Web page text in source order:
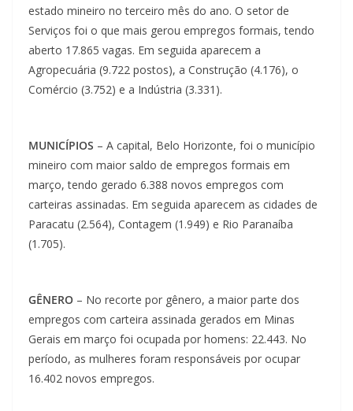
estado mineiro no terceiro mês do ano. O setor de
Serviços foi o que mais gerou empregos formais, tendo
aberto 17.865 vagas. Em seguida aparecem a
Agropecuária (9.722 postos), a Construção (4.176), o
Comércio (3.752) e a Indústria (3.331).
MUNICÍPIOS – A capital, Belo Horizonte, foi o município
mineiro com maior saldo de empregos formais em
março, tendo gerado 6.388 novos empregos com
carteiras assinadas. Em seguida aparecem as cidades de
Paracatu (2.564), Contagem (1.949) e Rio Paranaíba
(1.705).
GÊNERO – No recorte por gênero, a maior parte dos
empregos com carteira assinada gerados em Minas
Gerais em março foi ocupada por homens: 22.443. No
período, as mulheres foram responsáveis por ocupar
16.402 novos empregos.